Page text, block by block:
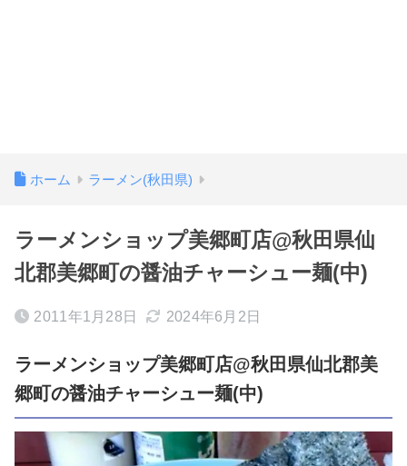
ホーム ラーメン(秋田県)
ラーメンショップ美郷町店@秋田県仙
北郡美郷町の醤油チャーシュー麺(中)
2011年1月28日 2024年6月2日
ラーメンショップ美郷町店@秋田県仙北郡美
郷町の醤油チャーシュー麺(中)